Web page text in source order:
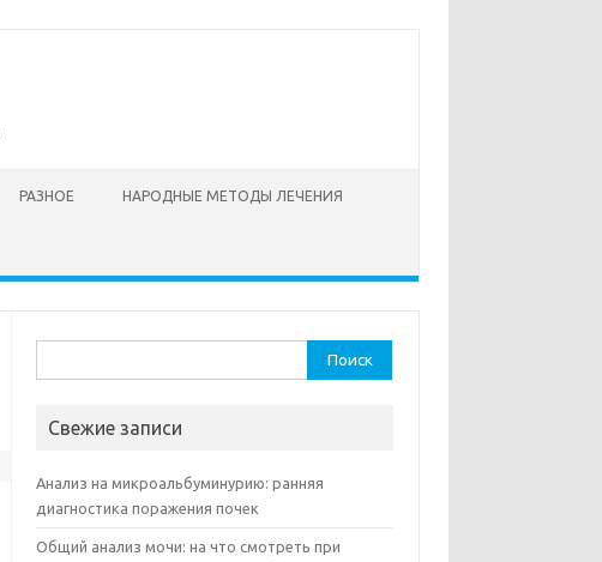
РАЗНОЕ НАРОДНЫЕ МЕТОДЫ ЛЕЧЕНИЯ
Свежие записи
Анализ на микроальбуминурию: ранняя
диагностика поражения почек
Общий анализ мочи: на что смотреть при